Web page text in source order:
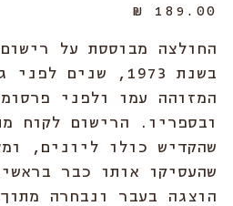
מחיר
החולצה מבוססת על
בשנת 1973, שנים
המזוהה עמו ולפני
ובספריו. הרישום לקוח
שהקדיש כולו ליונים,
שהעסיקו אותו כבר
הוצגה בעבר ונבחרה